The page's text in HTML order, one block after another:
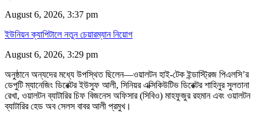
August 6, 2026, 3:37 pm
ইউনিয়ন ক্যাপিটালে নতুন চেয়ারম্যান নিয়োগ
August 6, 2026, 3:29 pm
অনুষ্ঠানে অন্যদের মধ্যে উপস্থিত ছিলেন—ওয়ালটন হাই-টেক ইন্ডাস্ট্রিজ পিএলসি’র
ডেপুটি ম্যানেজিং ডিরেক্টর ইউসুফ আলী, সিনিয়র এক্সিকিউটিভ ডিরেক্টর শাহিনুর সুলতানা
রেখা, ওয়ালটন ব্যাটারির চিফ বিজনেস অফিসার (সিবিও) মাহফুজুর রহমান এবং ওয়ালটন
ব্যাটারির হেড অব সেলস বাবর আলী প্রমুখ।